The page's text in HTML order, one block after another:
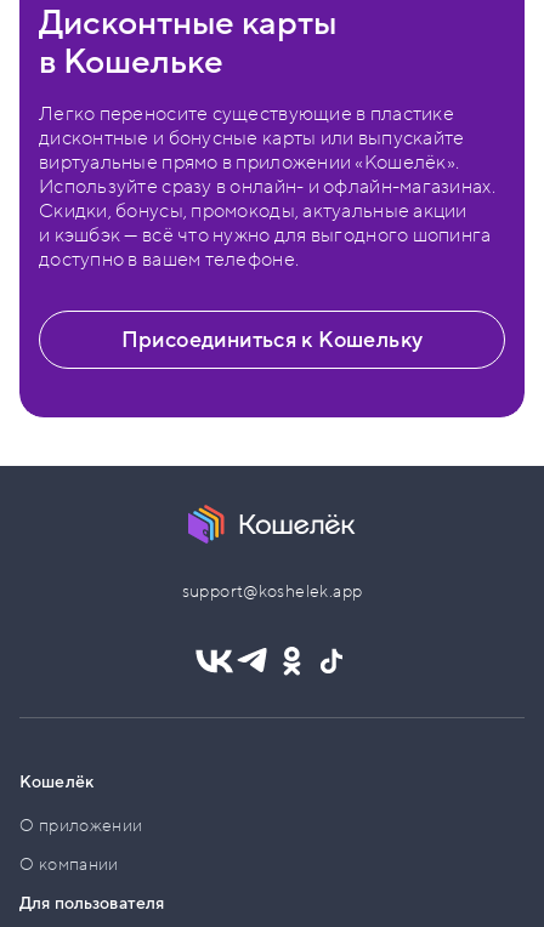
Дисконтные карты
в Кошельке
Легко переносите существующие в пластике
дисконтные и бонусные карты или выпускайте
виртуальные прямо в приложении «Кошелёк».
Используйте сразу в онлайн- и офлайн-магазинах.
Скидки, бонусы, промокоды, актуальные акции
и кэшбэк — всё что нужно для выгодного шопинга
доступно в вашем телефоне.
Присоединиться к Кошельку
support@koshelek.app
Кошелёк
О приложении
О компании
Для пользователя